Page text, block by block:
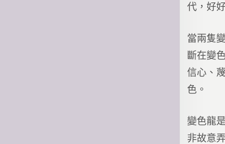
代，好
當兩隻
斷在變
信心、
色。
變色龍
非故意